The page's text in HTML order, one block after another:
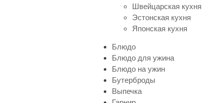
Швейцарская кухня
Эстонская кухня
Японская кухня
Блюдо
Блюдо для ужина
Блюдо на ужин
Бутерброды
Выпечка